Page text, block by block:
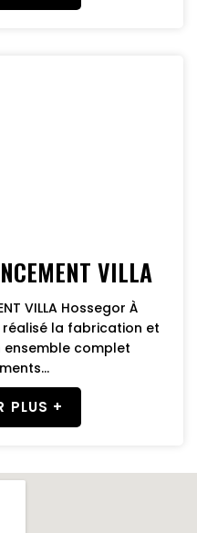
VILLA
VILLA Hossegor À
la fabrication et
ensemble complet
PLUS +